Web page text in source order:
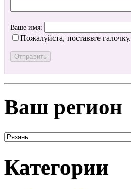
Ваше имя:
Пожалуйста, поставьте галочку.
Ваш регион
Категории